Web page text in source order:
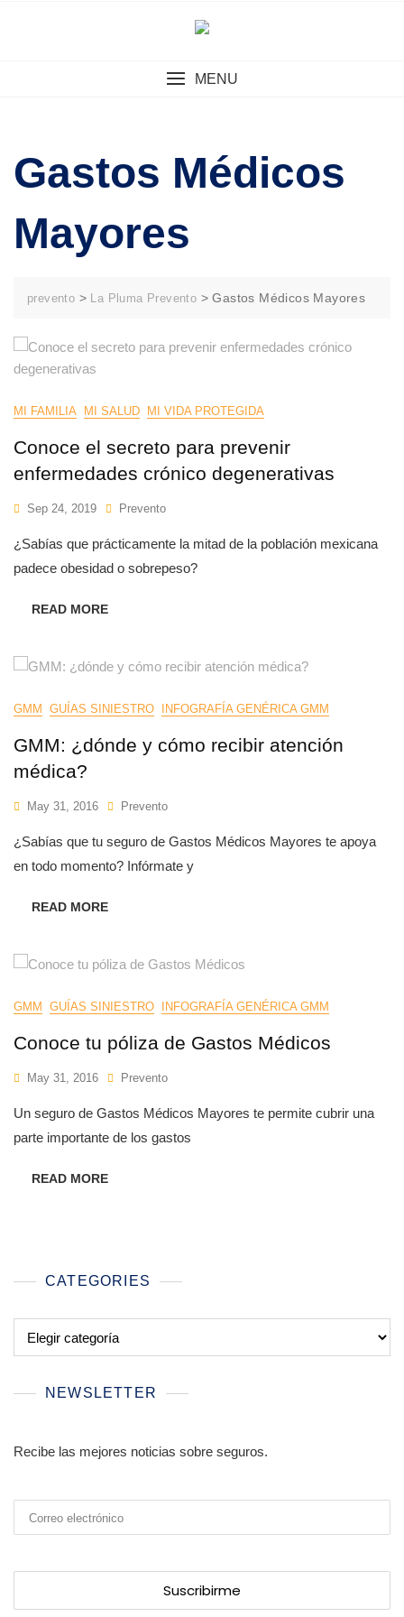
MENU
Gastos Médicos
Mayores
prevento > La Pluma Prevento >Gastos Médicos Mayores
MI FAMILIA MI SALUD MI VIDA PROTEGIDA
Conoce el secreto para prevenir
enfermedades crónico degenerativas
Sep 24, 2019 Prevento
¿Sabías que prácticamente la mitad de la población mexicana
padece obesidad o sobrepeso?
READ MORE
GMM GUÍAS SINIESTRO INFOGRAFÍA GENÉRICA GMM
GMM: ¿dónde y cómo recibir atención
médica?
May 31, 2016 Prevento
¿Sabías que tu seguro de Gastos Médicos Mayores te apoya
en todo momento? Infórmate y
READ MORE
GMM GUÍAS SINIESTRO INFOGRAFÍA GENÉRICA GMM
Conoce tu póliza de Gastos Médicos
May 31, 2016 Prevento
Un seguro de Gastos Médicos Mayores te permite cubrir una
parte importante de los gastos
READ MORE
CATEGORIES
NEWSLETTER
Recibe las mejores noticias sobre seguros.